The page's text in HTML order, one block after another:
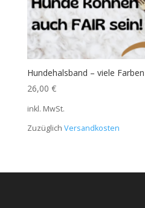
Hundehalsband – viele Farben
26,00 €
inkl. MwSt.
Zuzüglich Versandkosten